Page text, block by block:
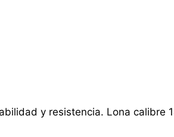
y resistencia. Lona calibre